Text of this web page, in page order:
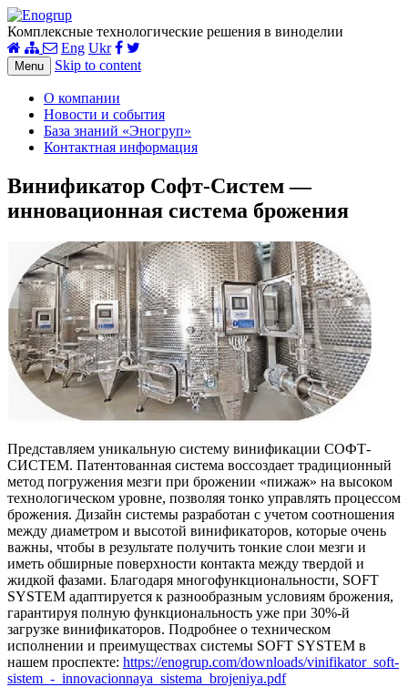
Комплексные технологические решения в виноделии
Eng Ukr
Menu Skip to content
О компании
Новости и события
База знаний «Эногруп»
Контактная информация
Винификатор Софт-Систем —
инновационная система брожения
Представляем уникальную систему винификации СОФТ-
СИСТЕМ. Патентованная система воссоздает традиционный
метод погружения мезги при брожении «пижаж» на высоком
технологическом уровне, позволяя тонко управлять процессом
брожения. Дизайн системы разработан с учетом соотношения
между диаметром и высотой винификаторов, которые очень
важны, чтобы в результате получить тонкие слои мезги и
иметь обширные поверхности контакта между твердой и
жидкой фазами. Благодаря многофункциональности, SOFT
SYSTEM адаптируется к разнообразным условиям брожения,
гарантируя полную функциональность уже при 30%-й
загрузке винификаторов. Подробнее о техническом
исполнении и преимуществах системы SOFT SYSTEM в
нашем проспекте: https://enogrup.com/downloads/vinifikator_soft-
sistem_-_innovacionnaya_sistema_brojeniya.pdf